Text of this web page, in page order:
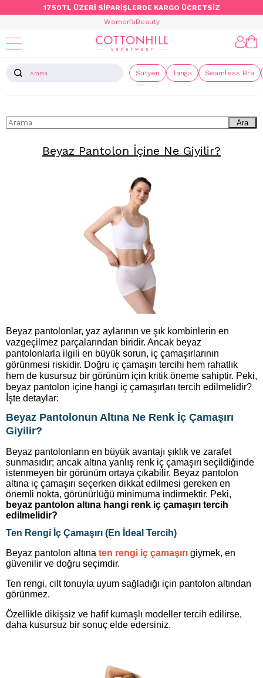
1750TL ÜZERİ SİPARİŞLERDE KARGO ÜCRETSİZ
Women’sBeauty
Sütyen Tanga Seamless Bra
Ara
Beyaz Pantolon İçine Ne Giyilir?
Beyaz pantolonlar, yaz aylarının ve şık kombinlerin en
vazgeçilmez parçalarından biridir. Ancak beyaz
pantolonlarla ilgili en büyük sorun, iç çamaşırlarının
görünmesi riskidir. Doğru iç çamaşırı tercihi hem rahatlık
hem de kusursuz bir görünüm için kritik öneme sahiptir. Peki,
beyaz pantolon içine hangi iç çamaşırları tercih edilmelidir?
İşte detaylar:
Beyaz Pantolonun Altına Ne Renk İç Çamaşırı
Giyilir?
Beyaz pantolonların en büyük avantajı şıklık ve zarafet
sunmasıdır; ancak altına yanlış renk iç çamaşırı seçildiğinde
istenmeyen bir görünüm ortaya çıkabilir. Beyaz pantolon
altına iç çamaşırı seçerken dikkat edilmesi gereken en
önemli nokta, görünürlüğü minimuma indirmektir. Peki,
beyaz pantolon altına hangi renk iç çamaşırı tercih
edilmelidir?
Ten Rengi İç Çamaşırı (En İdeal Tercih)
Beyaz pantolon altına ten rengi iç çamaşırı giymek, en
güvenilir ve doğru seçimdir.
Ten rengi, cilt tonuyla uyum sağladığı için pantolon altından
görünmez.
Özellikle dikişsiz ve hafif kumaşlı modeller tercih edilirse,
daha kusursuz bir sonuç elde edersiniz.